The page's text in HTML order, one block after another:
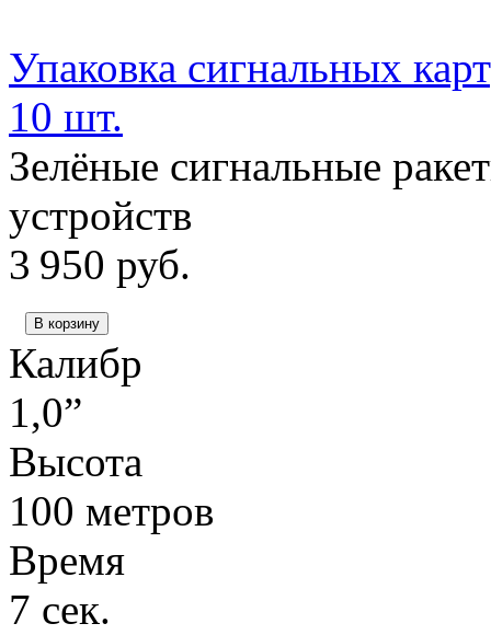
Упаковка сигнальных
10 шт.
Зелёные сигнальные
устройств
3 950 руб.
В корзину
Калибр
1,0”
Высота
100 метров
Время
7 сек.